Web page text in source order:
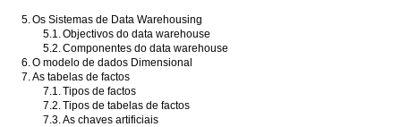
5.Os Sistemas de Data Warehousing
5.1.Objectivos do data warehouse
5.2.Componentes do data warehouse
6.O modelo de dados Dimensional
7.As tabelas de factos
7.1.Tipos de factos
7.2.Tipos de tabelas de factos
7.3.As chaves artificiais